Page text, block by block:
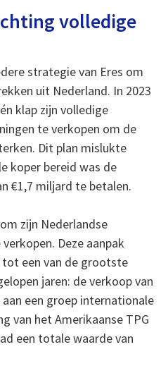
volledige
strategie van Eres om
uit Nederland. In 2023
klap zijn volledige
te verkopen om de
Dit plan mislukte
koper bereid was de
€1,7 miljard te betalen.
zijn Nederlandse
Deze aanpak
een van de grootste
jaren: de verkoop van
een groep internationale
van het Amerikaanse TPG
een totale waarde van